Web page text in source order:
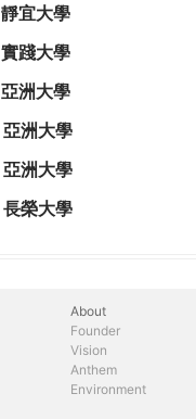
靜宜大學
實踐大學
亞洲大學
亞洲大學
亞洲大學
長榮大學
About
Founder
Vision
Anthem
Environment